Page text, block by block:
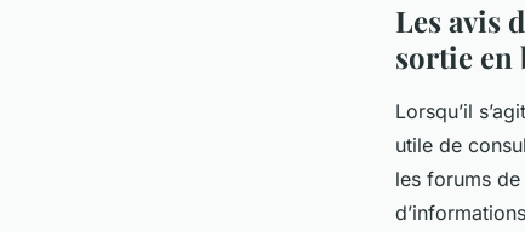
Les avis
sortie en
Lorsqu’il
utile de
les forums